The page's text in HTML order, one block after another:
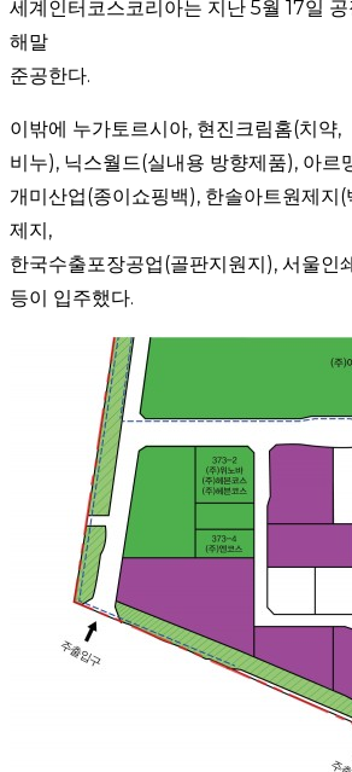
세계인터코스코리아는 지난 5월 17일
해말
준공한다.
이밖에 누가토르시아, 현진크림홈(치약,
비누), 닉스월드(실내용 방향제품), 아르
개미산업(종이쇼핑백), 한솔아트원제지(
제지,
한국수출포장공업(골판지원지), 서울인
등이 입주했다.